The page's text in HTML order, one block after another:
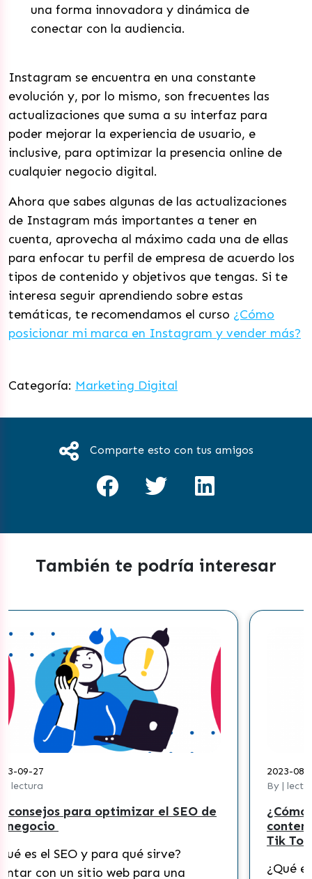
una forma innovadora y dinámica de
conectar con la audiencia.
Instagram se encuentra en una constante
evolución y, por lo mismo, son frecuentes las
actualizaciones que suma a su interfaz para
poder mejorar la experiencia de usuario, e
inclusive, para optimizar la presencia online de
cualquier negocio digital.
Ahora que sabes algunas de las actualizaciones
de Instagram más importantes a tener en
cuenta, aprovecha al máximo cada una de ellas
para enfocar tu perfil de empresa de acuerdo los
tipos de contenido y objetivos que tengas. Si te
interesa seguir aprendiendo sobre estas
temáticas, te recomendamos el curso ¿Cómo
posicionar mi marca en Instagram y vender más?
Categoría: Marketing Digital
Comparte esto con tus amigos
También te podría interesar
¿Cómo crear una estrategia de
contenidos efectiva para pymes en
¿Qué es Tik Tok y cómo funciona?